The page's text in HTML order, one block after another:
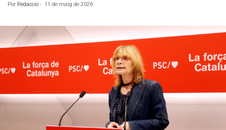
Por Redacció - 11 de maig de 2026